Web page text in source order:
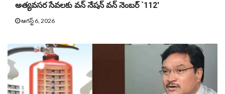
అత్యవసర సేవలకు వన్ నేషన్ వన్ నెంబర్ `112′
ఆగస్ట్ 6, 2026